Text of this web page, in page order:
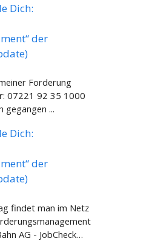
Dich:
der
Forderung
07221 92 35 1000
gegangen ...
Dich:
der
findet man im Netz
AG - JobCheck…